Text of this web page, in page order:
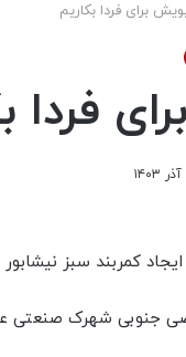
برای فردا بکاریم
فردا
کمربند سبز نیشابور